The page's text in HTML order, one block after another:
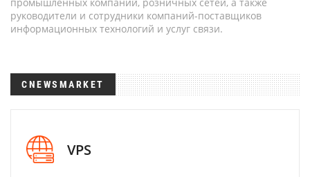
руководители и сотрудники компаний-поставщиков
информационных технологий и услуг связи.
CNEWSMARKET
VPS